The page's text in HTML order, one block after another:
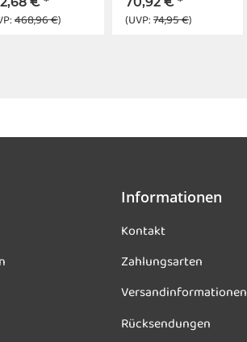
468,96 €) (UVP:74,95 €)
Informationen
Kontakt
Zahlungsarten
Versandinformationen
Rücksendungen